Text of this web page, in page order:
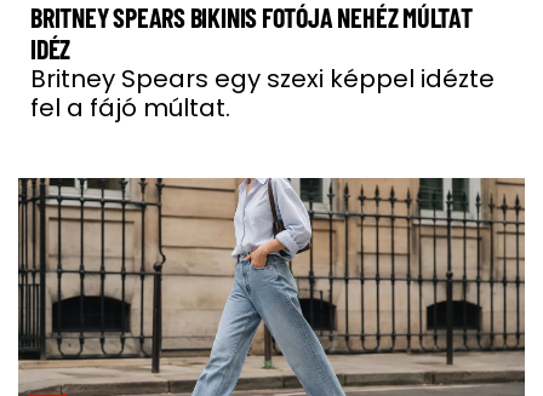
BRITNEY SPEARS BIKINIS FOTÓJA NEHÉZ MÚLTAT
IDÉZ
Britney Spears egy szexi képpel idézte
fel a fájó múltat.